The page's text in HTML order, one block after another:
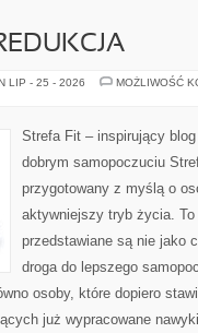
LIP - 25 - 2026
MOŻLIWOŚĆ
Strefa Fit – inspirujący
dobrym samopoczuciu
przygotowany z myślą o
aktywniejszy tryb życia.
przedstawiane są nie jako
droga do lepszego
osoby, które dopiero
już wypracowane